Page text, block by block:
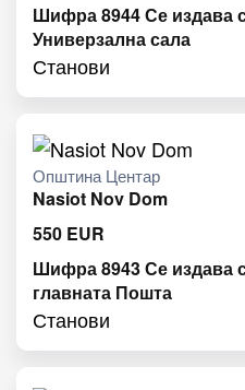
Шифра 8944 Се издава
Универзална сала
Станови
Општина Центар
Nasiot Nov Dom
550 EUR
Шифра 8943 Се издава
главната Пошта
Станови